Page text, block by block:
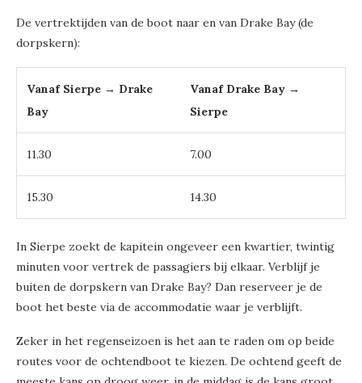
De vertrektijden van de boot naar en van Drake Bay (de
dorpskern):
Vanaf Sierpe → Drake
Bay
Vanaf Drake Bay →
Sierpe
11.30 7.00
15.30 14.30
In Sierpe zoekt de kapitein ongeveer een kwartier, twintig
minuten voor vertrek de passagiers bij elkaar. Verblijf je
buiten de dorpskern van Drake Bay? Dan reserveer je de
boot het beste via de accommodatie waar je verblijft.
Zeker in het regenseizoen is het aan te raden om op beide
routes voor de ochtendboot te kiezen. De ochtend geeft de